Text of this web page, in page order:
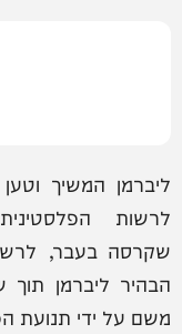
ליברמן המשיך
לרשות
שקרסה בעבר,
הבהיר ליברמן
משם על ידי תנועת